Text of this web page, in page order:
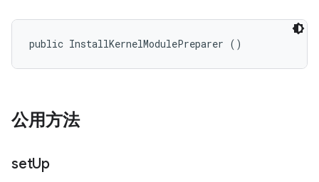
public InstallKernelModulePreparer ()
公用方法
setUp